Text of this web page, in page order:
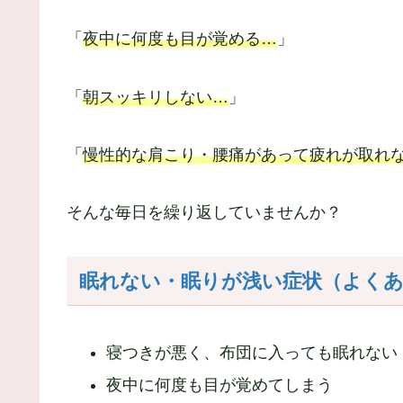
「 夜中に何度も目が覚める… 」
「 朝スッキリしない… 」
「慢性的な肩こり・腰痛があって疲れが取れ
そんな毎日を繰り返していませんか？
眠れない・眠りが浅い症状（よくあ
寝つきが悪く、布団に入っても眠れない
夜中に何度も目が覚めてしまう